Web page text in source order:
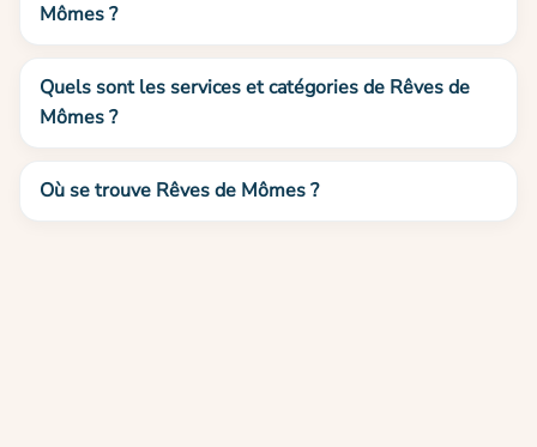
Mômes ?
Quels sont les services et catégories de Rêves de
Mômes ?
Où se trouve Rêves de Mômes ?